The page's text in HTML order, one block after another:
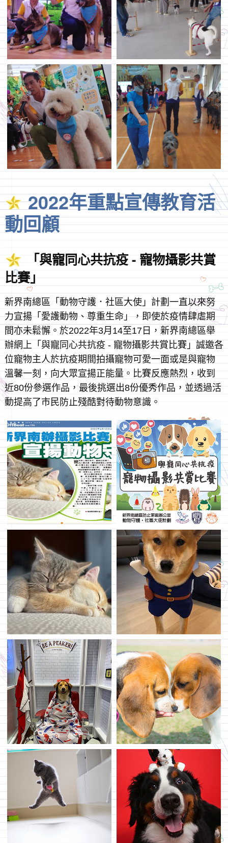
2022年重點宣傳教育活
動回顧
「與寵同心共抗疫 - 寵物攝影共賞
比賽」
新界南總區「動物守護．社區大使」計劃一直以來努
力宣揚「愛護動物、尊重生命」，即使於疫情肆虐期
間亦未鬆懈。於2022年3月14至17日，新界南總區舉
辦網上「與寵同心共抗疫 - 寵物攝影共賞比賽」誠邀各
位寵物主人於抗疫期間拍攝寵物可愛一面或是與寵物
溫馨一刻，向大眾宣揚正能量。比賽反應熱烈，收到
近80份參選作品，最後挑選出8份優秀作品，並透過活
動提高了市民防止殘酷對待動物意識。